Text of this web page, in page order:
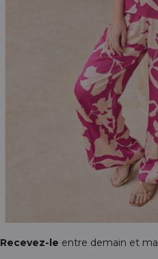
Recevez-le entre demain et